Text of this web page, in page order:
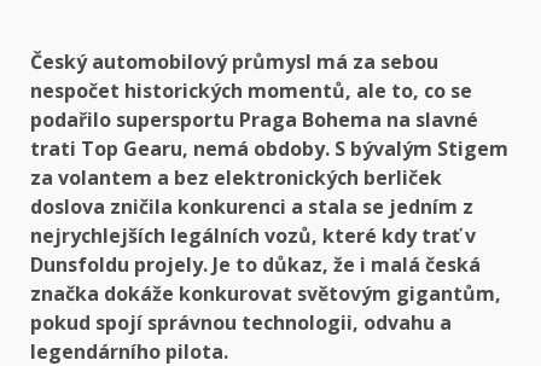
Český automobilový průmysl má za sebou
nespočet historických momentů, ale to, co se
podařilo supersportu Praga Bohema na slavné
trati Top Gearu, nemá obdoby. S bývalým Stigem
za volantem a bez elektronických berliček
doslova zničila konkurenci a stala se jedním z
nejrychlejších legálních vozů, které kdy trať v
Dunsfoldu projely. Je to důkaz, že i malá česká
značka dokáže konkurovat světovým gigantům,
pokud spojí správnou technologii, odvahu a
legendárního pilota.